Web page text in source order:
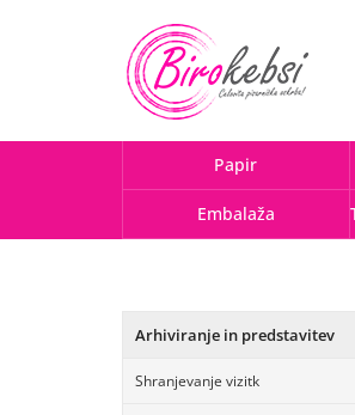
Papir
Embalaža
Arhiviranje in predstavitev
Shranjevanje vizitk